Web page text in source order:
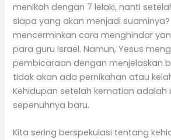
menikah dengan 7 lelaki, nanti
siapa yang akan menjadi
mencerminkan cara menghindar
para guru Israel. Namun, Yesus
pembicaraan dengan menjelaskan
tidak akan ada pernikahan atau
Kehidupan setelah kematian adalah
sepenuhnya baru.
Kita sering berspekulasi tentang